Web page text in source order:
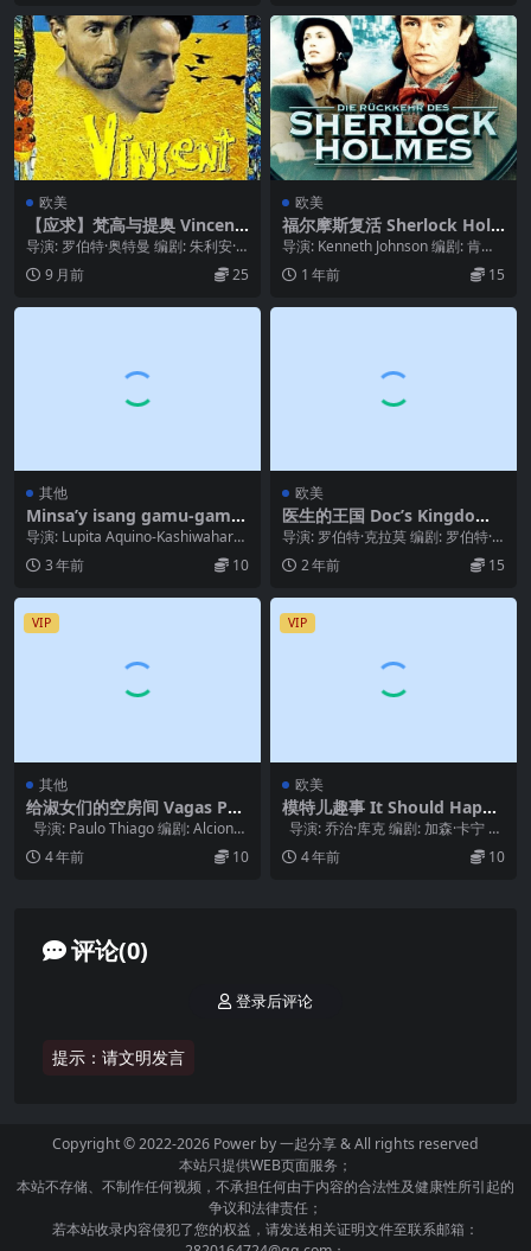
欧美
【应求】梵高与提奥 Vincent
& Theo (1990)-TV CUT
导演: 罗伯特·奥特曼 编剧: 朱利安·
米契 主演: 蒂姆·罗斯 / 保罗·瑞斯...
9 月前 25
欧美
福尔摩斯复活 Sherlock Hol
mes Returns (1993)
导演: Kenneth Johnson 编剧: 肯尼
斯·约翰逊 主演: Anth...
1 年前 15
其他
Minsa’y isang gamu-gamo
(1976)
导演: Lupita Aquino-Kashiwahara
编剧: Marina...
3 年前 10
欧美
医生的王国 Doc’s Kingdom
(1987)
导演: 罗伯特·克拉莫 编剧: 罗伯特·
克拉莫 主演: 文森特·加洛 Vince...
2 年前 15
VIP
其他
给淑女们的空房间 Vagas Par
a Moças de Fino Trato (199
3)
导演: Paulo Thiago 编剧: Alcione
Araú...
4 年前 10
VIP
欧美
模特儿趣事 It Should Happe
n to You (1954)
导演: 乔治·库克 编剧: 加森·卡宁 主
演: 朱迪·霍利德 / ...
4 年前 10
评论(0)
提示：请文明发言
登录后评论
Copyright © 2022-2026 Power by一起分享& All rights reserved
本站只提供WEB页面服务；
本站不存储、不制作任何视频，不承担任何由于内容的合法性及健康性所引起的
争议和法律责任；
若本站收录内容侵犯了您的权益，请发送相关证明文件至联系邮箱：